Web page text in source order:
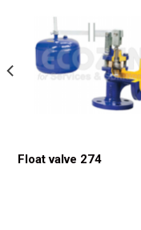
Float valve 274